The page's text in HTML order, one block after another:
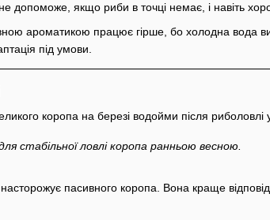
допоможе, якщо риби в точці немає, і навіть
ароматикою працює гірше, бо холодна вода
під умови.
стабільної ловлі коропа ранньою весною.
пасивного коропа. Вона краще